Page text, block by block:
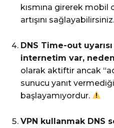
kısmına girerek mobil
artışını sağlayabilirsiniz.
DNS Time-out
internetim var,
olarak aktiftir ancak
sunucu yanıt
başlayamıyordur.
VPN kullanmak DNS